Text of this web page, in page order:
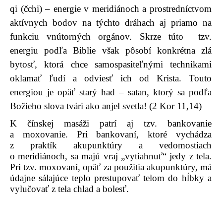
qi (čchi) – energie v meridiánoch a prostredníctvom
aktívnych bodov na týchto dráhach aj priamo na
funkciu vnútorných orgánov. Skrze túto tzv.
energiu podľa Biblie však pôsobí konkrétna zlá
bytosť, ktorá chce samospasiteľnými technikami
oklamať ľudí a odviesť ich od Krista. Touto
energiou je opäť starý had – satan, ktorý sa podľa
Božieho slova tvári ako anjel svetla! (2 Kor 11,14)
K čínskej masáži patrí aj tzv. bankovanie
a moxovanie. Pri bankovaní, ktoré vychádza
z praktík akupunktúry
a vedomostiach
o meridiánoch, samajú vraj „vytiahnuť“ jedy z tela.
Pri tzv. moxovaní, opäť za použitia akupunktúry, má
údajne sálajúce teplo prestupovať telom do hĺbky a
vylučovať z tela chlad a bolesť.